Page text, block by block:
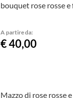
bouquet rose rosse
A partire da:
€ 40,00
Mazzo di rose rosse